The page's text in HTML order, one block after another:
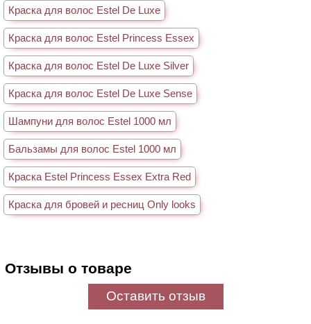
Краска для волос Estel De Luxe
Краска для волос Estel Princess Essex
Краска для волос Estel De Luxe Silver
Краска для волос Estel De Luxe Sense
Шампуни для волос Estel 1000 мл
Бальзамы для волос Estel 1000 мл
Краска Estel Princess Essex Extra Red
Краска для бровей и ресниц Only looks
Отзывы о товаре
Оставить отзыв